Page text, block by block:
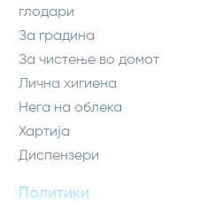
глодари
За градина
За чистење во домот
Лична хигиена
Нега на облека
Хартија
Диспензери
Политики